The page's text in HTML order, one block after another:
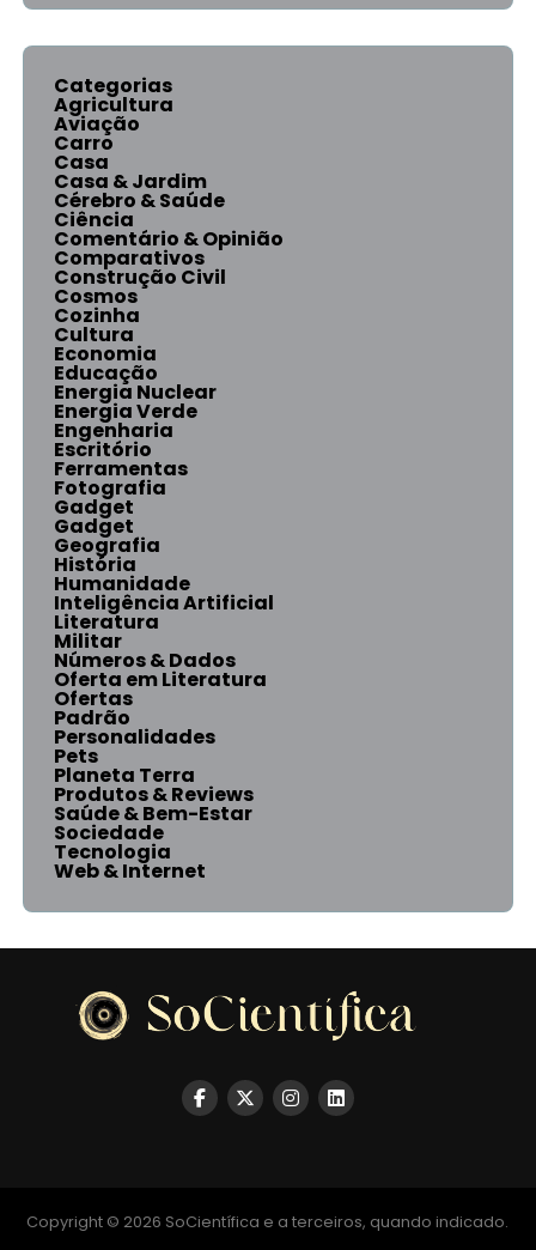
Categorias
Agricultura
Aviação
Carro
Casa
Casa & Jardim
Cérebro & Saúde
Ciência
Comentário & Opinião
Comparativos
Construção Civil
Cosmos
Cozinha
Cultura
Economia
Educação
Energia Nuclear
Energia Verde
Engenharia
Escritório
Ferramentas
Fotografia
Gadget
Gadget
Geografia
História
Humanidade
Inteligência Artificial
Literatura
Militar
Números & Dados
Oferta em Literatura
Ofertas
Padrão
Personalidades
Pets
Planeta Terra
Produtos & Reviews
Saúde & Bem-Estar
Sociedade
Tecnologia
Web & Internet
Copyright © 2026 SoCientífica e a terceiros, quando indicado.